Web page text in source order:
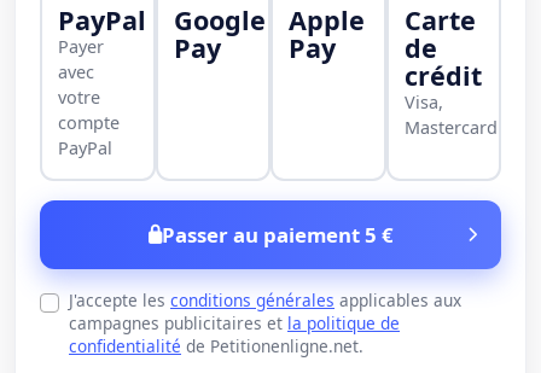
PayPal
Payer
avec
votre
compte
PayPal
Google
Pay
Apple
Pay
Carte
de
crédit
Visa,
Mastercard
Passer au paiement 5 €
J'accepte les conditions générales applicables aux
campagnes publicitaires et la politique de
confidentialité de Petitionenligne.net.